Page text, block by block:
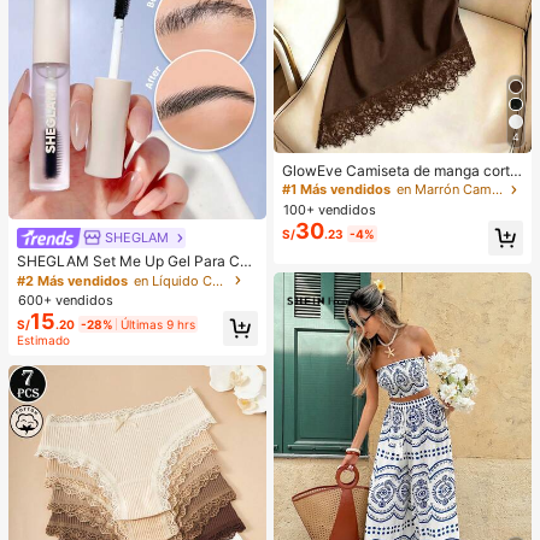
SHEGLAM
SHEGLAM Set Me Up Gel Para Cej
as Marca De Belleza CosméTica M
aquillaje Para Mujeres Y NiñAs
#2 Más vendidos
en Líquido Cejas
600+ vendidos
S/15.20 -28% Últimas 9 hrs
Estimado
4
GlowEve Camiseta de manga corta
de cuello redondo de unicolor casu
al versátil para uso diario para muje
r
#1 Más vendidos
en Marrón Camisetas básicas informales
100+ vendidos
S/30.23 -4%